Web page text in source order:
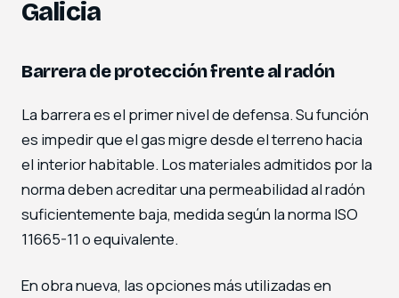
Galicia
Barrera de protección frente al radón
La barrera es el primer nivel de defensa. Su función
es impedir que el gas migre desde el terreno hacia
el interior habitable. Los materiales admitidos por la
norma deben acreditar una permeabilidad al radón
suficientemente baja, medida según la norma ISO
11665-11 o equivalente.
En obra nueva, las opciones más utilizadas en